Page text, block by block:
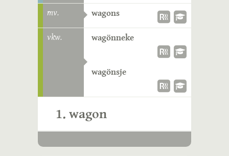
mv.
wagons
vkw.
wagönneke
wagönsje
1. wagon